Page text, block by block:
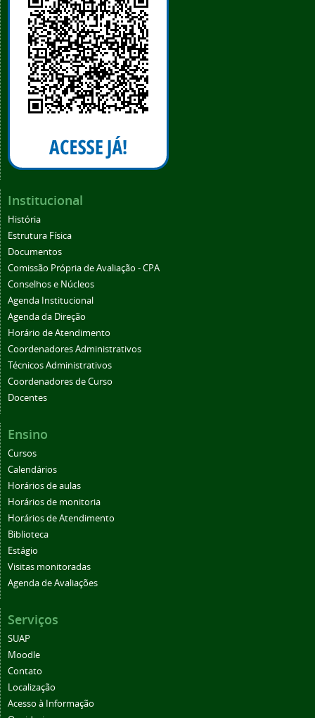
Institucional
História
Estrutura Física
Documentos
Comissão Própria de Avaliação - CPA
Conselhos e Núcleos
Agenda Institucional
Agenda da Direção
Horário de Atendimento
Coordenadores Administrativos
Técnicos Administrativos
Coordenadores de Curso
Docentes
Ensino
Cursos
Calendários
Horários de aulas
Horários de monitoria
Horários de Atendimento
Biblioteca
Estágio
Visitas monitoradas
Agenda de Avaliações
Serviços
SUAP
Moodle
Contato
Localização
Acesso à Informação